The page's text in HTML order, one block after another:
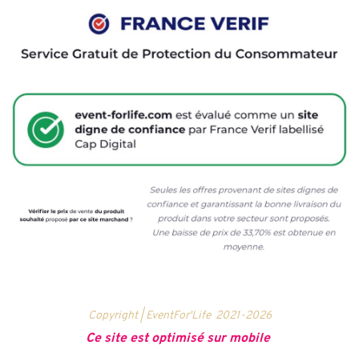
Copyright | EventFor'Life 2021-2026
Ce site est optimisé sur mobile